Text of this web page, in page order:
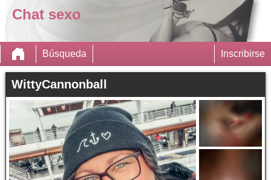
Chat sexo
Búsqueda Inscribirse
WittyCannonball